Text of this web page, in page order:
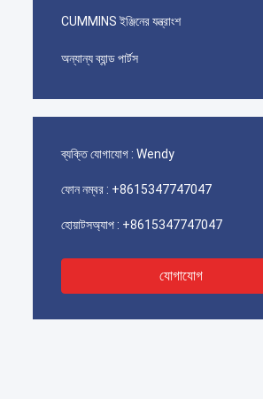
CUMMINS ইঞ্জিনের যন্ত্রাংশ
অন্যান্য ব্যান্ড পার্টস
ব্যক্তি যোগাযোগ : Wendy
ফোন নম্বর : +8615347747047
হোয়াটসঅ্যাপ : +8615347747047
যোগাযোগ